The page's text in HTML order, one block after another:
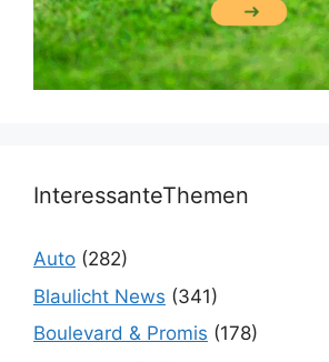
InteressanteThemen
Auto (282)
Blaulicht News (341)
Boulevard & Promis (178)